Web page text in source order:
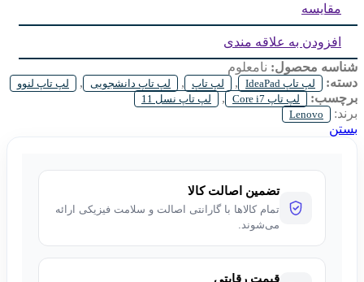
مقایسه
افزودن به علاقه مندی
شناسه محصول: نامعلوم
دسته:
لپ تاپ IdeaPad , لپ تاپ , لپ تاپ دانشجویی , لپ تاپ لنوو
برچسب: لپ تاپ Core i7 , لپ تاپ نسل 11
برند: Lenovo
بستن
تضمین اصالت کالا
تمام کالاها با گارانتی اصالت و سلامت فیزیکی ارائه
می‌شوند.
قیمت رقابتی